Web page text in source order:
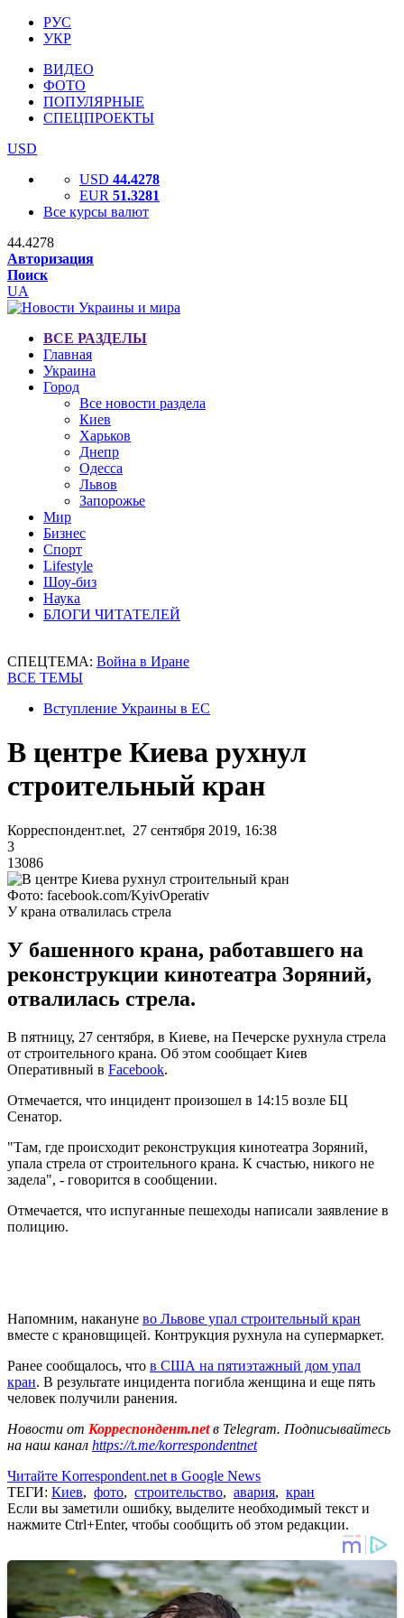
РУС
УКР
ВИДЕО
ФОТО
ПОПУЛЯРНЫЕ
СПЕЦПРОЕКТЫ
USD
USD 44.4278
EUR 51.3281
Все курсы валют
44.4278
Авторизация
Поиск
UA
ВСЕ РАЗДЕЛЫ
Главная
Украина
Город
Все новости раздела
Киев
Харьков
Днепр
Одесса
Львов
Запорожье
Мир
Бизнес
Спорт
Lifestyle
Шоу-биз
Наука
БЛОГИ ЧИТАТЕЛЕЙ
СПЕЦТЕМА: Война в Иране
ВСЕ ТЕМЫ
Вступление Украины в ЕС
В центре Киева рухнул
строительный кран
Корреспондент.net, 27 сентября 2019, 16:38
3
13086
Фото: facebook.com/KyivOperativ
У крана отвалилась стрела
У башенного крана, работавшего на
реконструкции кинотеатра Зоряний,
отвалилась стрела.
В пятницу, 27 сентября, в Киеве, на Печерске рухнула стрела
от строительного крана. Об этом сообщает Киев
Оперативный в Facebook.
Отмечается, что инцидент произошел в 14:15 возле БЦ
Сенатор.
"Там, где происходит реконструкция кинотеатра Зоряний,
упала стрела от строительного крана. К счастью, никого не
задела", - говорится в сообщении.
Отмечается, что испуганные пешеходы написали заявление в
полицию.
Напомним, накануне во Львове упал строительный кран
вместе с крановщицей. Контрукция рухнула на супермаркет.
Ранее сообщалось, что в США на пятиэтажный дом упал
кран. В результате инцидента погибла женщина и еще пять
человек получили ранения.
Новости от Корреспондент.netв Telegram. Подписывайтесь
на наш канал https://t.me/korrespondentnet
Читайте Korrespondent.net в Google News
ТЕГИ: Киев, фото, строительство, авария, кран
Если вы заметили ошибку, выделите необходимый текст и
нажмите Ctrl+Enter, чтобы сообщить об этом редакции.